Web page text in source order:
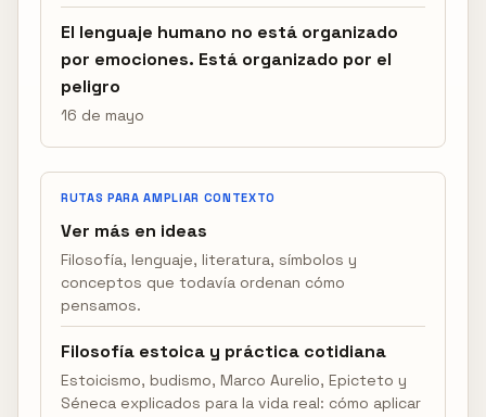
El lenguaje humano no está organizado
por emociones. Está organizado por el
peligro
16 de mayo
RUTAS PARA AMPLIAR CONTEXTO
Ver más en ideas
Filosofía, lenguaje, literatura, símbolos y
conceptos que todavía ordenan cómo
pensamos.
Filosofía estoica y práctica cotidiana
Estoicismo, budismo, Marco Aurelio, Epicteto y
Séneca explicados para la vida real: cómo aplicar